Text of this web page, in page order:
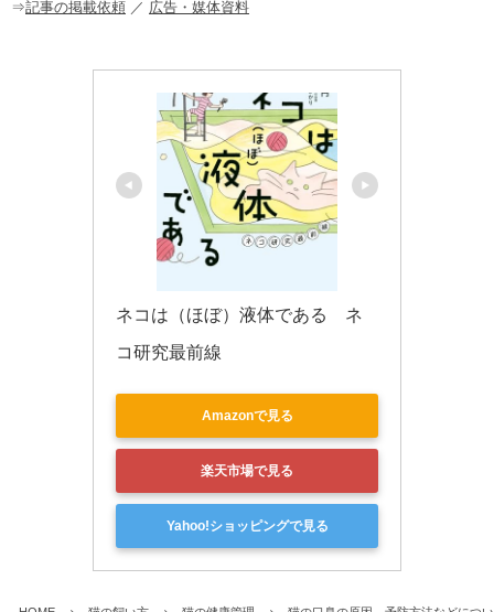
o
⇒記事の掲載依頼 ／ 広告・媒体資料
ネコは（ほぼ）液体である　ネ
コ研究最前線
Amazonで見る
楽天市場で見る
Yahoo!ショッピングで見る